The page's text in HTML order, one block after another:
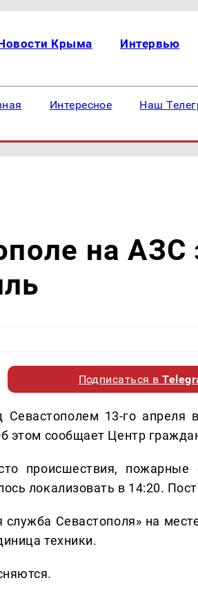
Крыма Интервью
Интересное Наш
на АЗС
Подписаться в
Севастополем 13-го апреля
этом сообщает Центр
происшествия, пожарные
локализовать в 14:20.
служба Севастополя» на
техники.